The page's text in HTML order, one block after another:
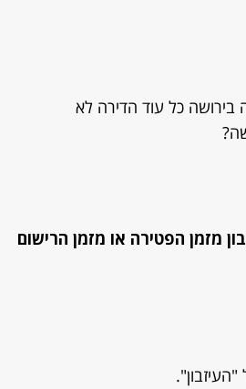
כל עוד הדירה לא
מזמן הפטירה או מזמן הרישום